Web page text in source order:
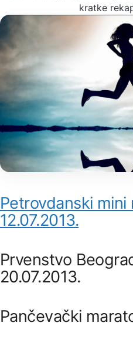
kratke
Petrovdanski mini
12.07.2013.
Prvenstvo
20.07.2013.
Pančevački